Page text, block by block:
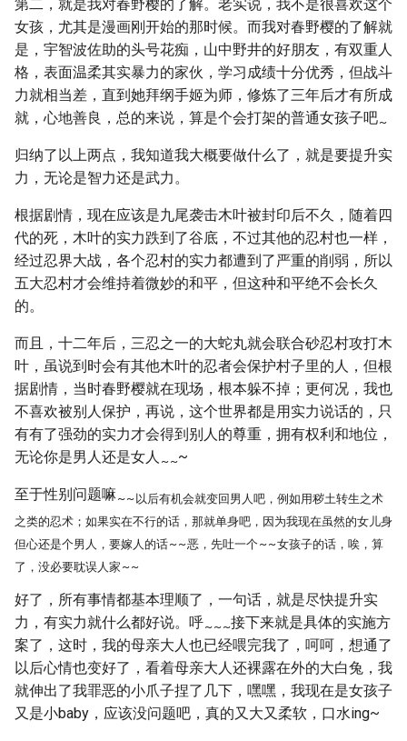
第二，就是我对春野樱的了解。老实说，我不是很喜欢这个
女孩，尤其是漫画刚开始的那时候。而我对春野樱的了解就
是，宇智波佐助的头号花痴，山中野井的好朋友，有双重人
格，表面温柔其实暴力的家伙，学习成绩十分优秀，但战斗
力就相当差，直到她拜纲手姬为师，修炼了三年后才有所成
就，心地善良，总的来说，算是个会打架的普通女孩子吧~
归纳了以上两点，我知道我大概要做什么了，就是要提升实
力，无论是智力还是武力。
根据剧情，现在应该是九尾袭击木叶被封印后不久，随着四
代的死，木叶的实力跌到了谷底，不过其他的忍村也一样，
经过忍界大战，各个忍村的实力都遭到了严重的削弱，所以
五大忍村才会维持着微妙的和平，但这种和平绝不会长久
的。
而且，十二年后，三忍之一的大蛇丸就会联合砂忍村攻打木
叶，虽说到时会有其他木叶的忍者会保护村子里的人，但根
据剧情，当时春野樱就在现场，根本躲不掉；更何况，我也
不喜欢被别人保护，再说，这个世界都是用实力说话的，只
有有了强劲的实力才会得到别人的尊重，拥有权利和地位，
无论你是男人还是女人 ~~~
至于性别问题嘛~~ 以后有机会就变回男人吧，例如用秽土转生之术
之类的忍术；如果实在不行的话，那就单身吧，因为我现在虽然的女儿身
但心还是个男人，要嫁人的话~~恶，先吐一个~~女孩子的话，唉，算
了，没必要耽误人家 ~~
好了，所有事情都基本理顺了，一句话，就是尽快提升实
力，有实力就什么都好说。呼~~~接下来就是具体的实施方
案了，这时，我的母亲大人也已经喂完我了，呵呵，想通了
以后心情也变好了，看着母亲大人还裸露在外的大白兔，我
就伸出了我罪恶的小爪子捏了几下，嘿嘿，我现在是女孩子
又是小baby，应该没问题吧，真的又大又柔软，口水ing~